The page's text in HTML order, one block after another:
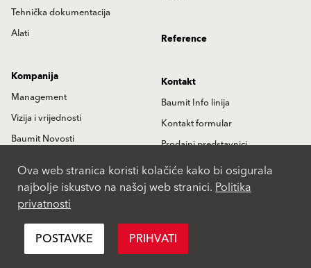
Tehnička dokumentacija
Alati
Reference
Kompanija
Management
Vizija i vrijednosti
Baumit Novosti
Kontakt
Baumit Info linija
Kontakt formular
Prodajni predstavnici
Partneri
Lokacije
Ova web stranica koristi kolačiće kako bi osigurala
najbolje iskustvo na našoj web stranici.Politika
privatnosti
POSTAVKE
PRIHVATI